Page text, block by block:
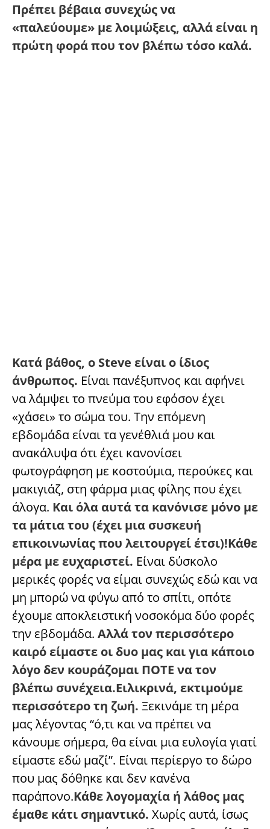
Πρέπει βέβαια συνεχώς να
«παλεύουμε» με λοιμώξεις, αλλά είναι η
πρώτη φορά που τον βλέπω τόσο καλά.
Κατά βάθος, ο Steve είναι ο ίδιος
άνθρωπος. Είναι πανέξυπνος και αφήνει
να λάμψει το πνεύμα του εφόσον έχει
«χάσει» το σώμα του. Την επόμενη
εβδομάδα είναι τα γενέθλιά μου και
ανακάλυψα ότι έχει κανονίσει
φωτογράφηση με κοστούμια, περούκες και
μακιγιάζ, στη φάρμα μιας φίλης που έχει
άλογα. Και όλα αυτά τα κανόνισε μόνο με
τα μάτια του (έχει μια συσκευή
επικοινωνίας που λειτουργεί έτσι)!Κάθε
μέρα με ευχαριστεί. Είναι δύσκολο
μερικές φορές να είμαι συνεχώς εδώ και να
μη μπορώ να φύγω από το σπίτι, οπότε
έχουμε αποκλειστική νοσοκόμα δύο φορές
την εβδομάδα. Αλλά τον περισσότερο
καιρό είμαστε οι δυο μας και για κάποιο
λόγο δεν κουράζομαι ΠΟΤΕ να τον
βλέπω συνέχεια.Ειλικρινά, εκτιμούμε
περισσότερο τη ζωή. Ξεκινάμε τη μέρα
μας λέγοντας “ό,τι και να πρέπει να
κάνουμε σήμερα, θα είναι μια ευλογία γιατί
είμαστε εδώ μαζί”. Είναι περίεργο το δώρο
που μας δόθηκε και δεν κανένα
παράπονο.Κάθε λογομαχία ή λάθος μας
έμαθε κάτι σημαντικό. Χωρίς αυτά, ίσως